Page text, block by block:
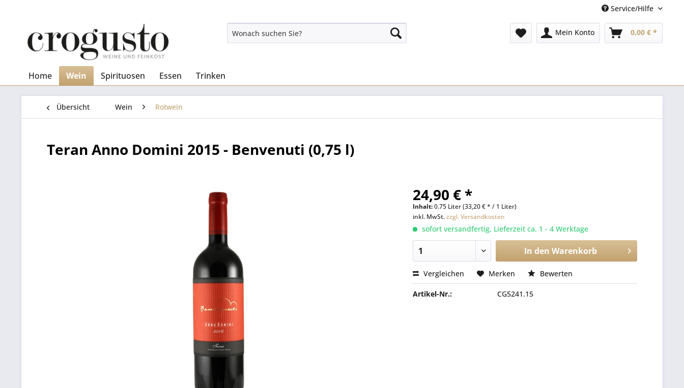
Service/Hilfe
Mein Konto 0,00 € *
Home Wein Spirituosen Essen Trinken
Übersicht Wein Rotwein
Teran Anno Domini 2015 - Benvenuti (0,75 l)
24,90 € *
Inhalt:0.75 Liter (33,20 € * / 1 Liter)
inkl. MwSt.zzgl. Versandkosten
sofort versandfertig, Lieferzeit ca. 1 - 4 Werktage
In den Warenkorb
Vergleichen Merken Bewerten
Artikel-Nr.: CG5241.15